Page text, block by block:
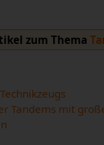
zum Thema
Tandems mit